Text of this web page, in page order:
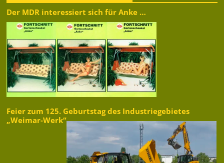
Der MDR interessiert sich für Anke …
Feier zum 125. Geburtstag des Industriegebietes
„Weimar-Werk“